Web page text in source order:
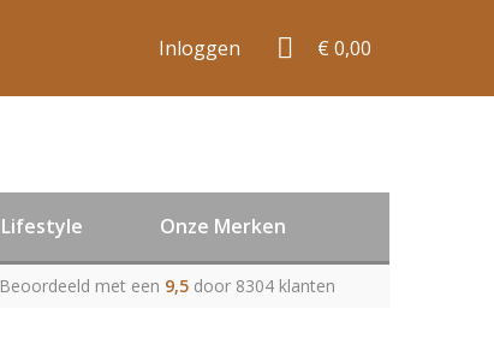
Inloggen € 0,00
Lifestyle Onze Merken
Beoordeeld met een 9,5 door 8304 klanten